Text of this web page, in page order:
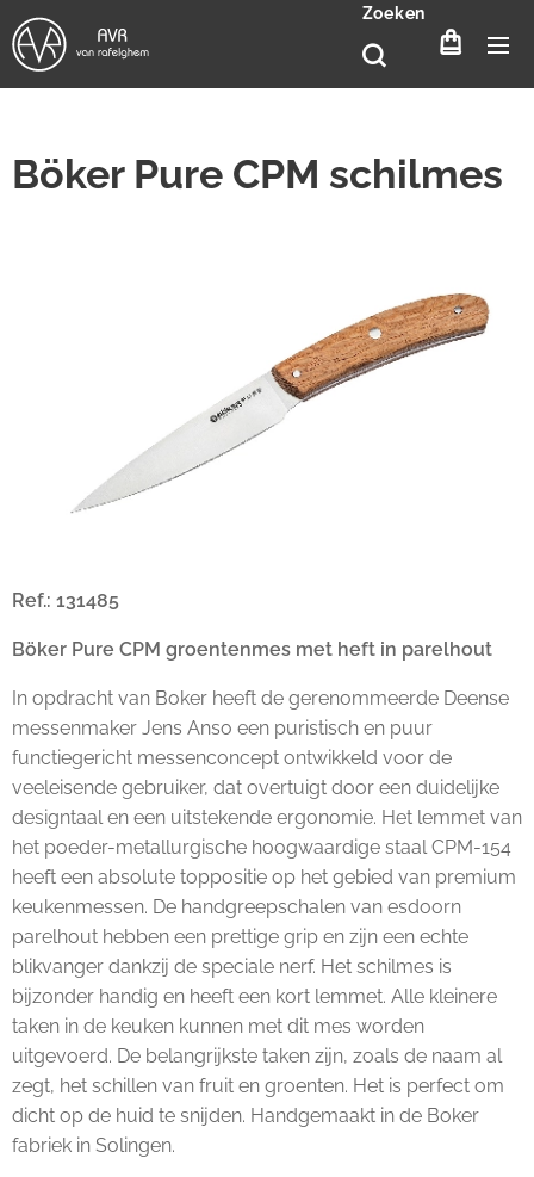
Zoeken
Böker Pure CPM schilmes
Ref.: 131485
Böker Pure CPM groentenmes met heft in parelhout
In opdracht van Boker heeft de gerenommeerde Deense
messenmaker Jens Anso een puristisch en puur
functiegericht messenconcept ontwikkeld voor de
veeleisende gebruiker, dat overtuigt door een duidelijke
designtaal en een uitstekende ergonomie. Het lemmet van
het poeder-metallurgische hoogwaardige staal CPM-154
heeft een absolute toppositie op het gebied van premium
keukenmessen. De handgreepschalen van esdoorn
parelhout hebben een prettige grip en zijn een echte
blikvanger dankzij de speciale nerf. Het schilmes is
bijzonder handig en heeft een kort lemmet. Alle kleinere
taken in de keuken kunnen met dit mes worden
uitgevoerd. De belangrijkste taken zijn, zoals de naam al
zegt, het schillen van fruit en groenten. Het is perfect om
dicht op de huid te snijden. Handgemaakt in de Boker
fabriek in Solingen.